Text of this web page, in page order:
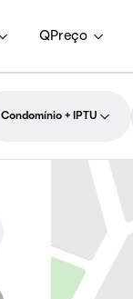
QPreço
Condomínio + IPTU